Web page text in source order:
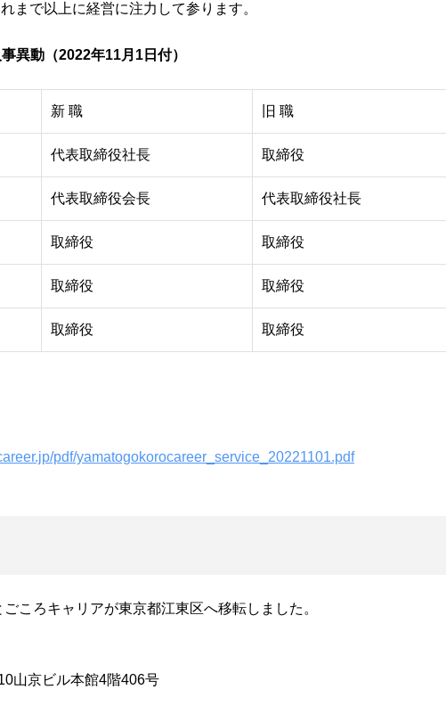
まで以上に経営に注力して参ります。
異動（2022年11月1日付）
新 職 旧 職
代表取締役社長 取締役
代表取締役会長 代表取締役社長
取締役 取締役
取締役 取締役
取締役 取締役
pdf/yamatogokorocareer_service_20221101.pdf
ころキャリアが東京都江東区へ移転しました。
山京ビル本館4階406号